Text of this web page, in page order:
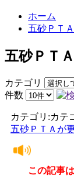
ホーム
五砂ＰＴＡ
五砂ＰＴＡ
カテゴリ
件数
カテゴリ:カテ
五砂ＰＴＡが
この記事